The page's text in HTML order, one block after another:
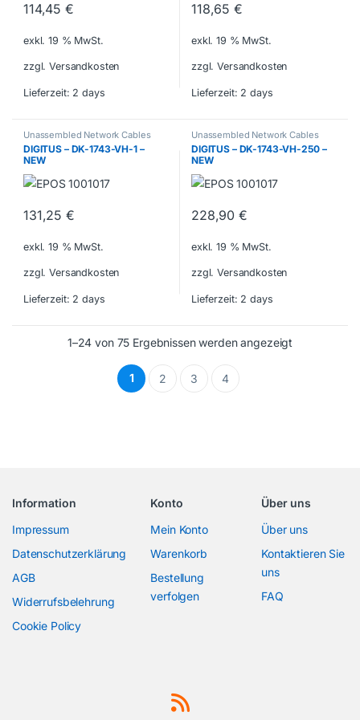
114,45€
exkl. 19 % MwSt.
zzgl. Versandkosten
Lieferzeit: 2 days
118,65€
exkl. 19 % MwSt.
zzgl. Versandkosten
Lieferzeit: 2 days
Unassembled Network Cables
DIGITUS – DK-1743-VH-1 –
NEW
131,25€
exkl. 19 % MwSt.
zzgl. Versandkosten
Lieferzeit: 2 days
Unassembled Network Cables
DIGITUS – DK-1743-VH-250 –
NEW
228,90€
exkl. 19 % MwSt.
zzgl. Versandkosten
Lieferzeit: 2 days
1–24 von 75 Ergebnissen werden angezeigt
1 2 3 4
Information
Impressum
Datenschutzerklärung
AGB
Widerrufsbelehrung
Cookie Policy
Konto
Mein Konto
Warenkorb
Bestellung
verfolgen
Über uns
Über uns
Kontaktieren Sie
uns
FAQ